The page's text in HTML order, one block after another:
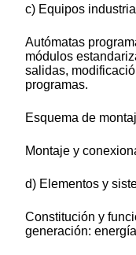
c) Equipos
Autómatas
módulos
salidas,
programas.
Esquema de
Montaje y
d) Elementos y
Constitución y
generación: